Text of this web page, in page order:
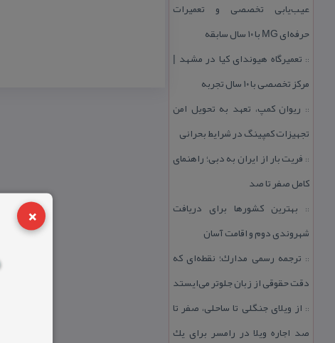
×
عیب‌یابی تخصصی و تعمیرات
حرفه‌ای MG با ۱۰ سال سابقه
:: تعمیرگاه هیوندای كیا در مشهد |
مركز تخصصی با ۱۰ سال تجربه
:: ریوان كمپ، تعهد به تحویل امن
تجهیزات كمپینگ در شرایط بحرانی
:: فریت بار از ایران به دبی؛ راهنمای
كامل صفر تا صد
:: بهترین كشورها برای دریافت
شهروندی دوم و اقامت آسان
:: ترجمه رسمی مدارك؛ نقطه‌ای كه
دقت حقوقی از زبان جلوتر می‌ایستد
:: از ویلای جنگلی تا ساحلی، صفر تا
صد اجاره ویلا در رامسر برای یك